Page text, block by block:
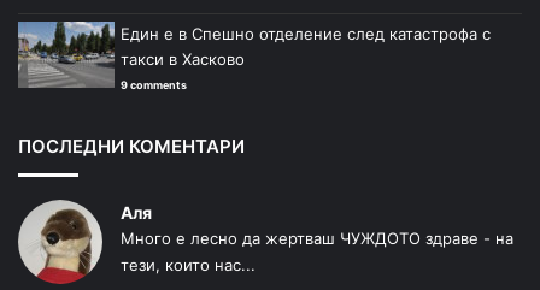
Един е в Спешно отделение след катастрофа с
такси в Хасково
9 comments
ПОСЛЕДНИ КОМЕНТАРИ
Аля
Много е лесно да жертваш ЧУЖДОТО здраве - на
тези, които нас...